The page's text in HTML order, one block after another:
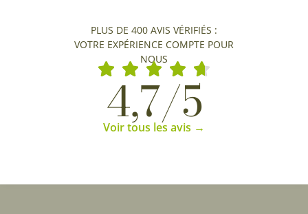
PLUS DE 400 AVIS VÉRIFIÉS :
VOTRE EXPÉRIENCE COMPTE POUR
NOUS
4,7/5
Voir tous les avis →